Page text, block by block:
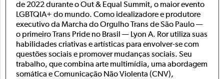
de 2022 durante o Out & Equal Summit, o maior evento
LGBTQIA+ do mundo. Como idealizadore e produtore
executivo da Marcha do Orgulho Trans de São Paulo —
o primeiro Trans Pride no Brasil — Lyon A. Ror utiliza suas
habilidades criativas e artísticas para envolver-se com
questões sociais e promover mudanças sociais. Seu
trabalho, que combina arte multimídia, uma abordagem
somática e Comunicação Não Violenta (CNV),